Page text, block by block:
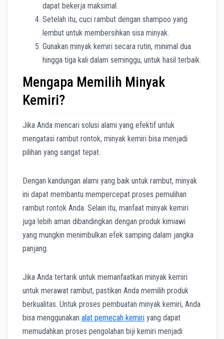
dapat bekerja maksimal.
Setelah itu, cuci rambut dengan shampoo yang
lembut untuk membersihkan sisa minyak.
Gunakan minyak kemiri secara rutin, minimal dua
hingga tiga kali dalam seminggu, untuk hasil terbaik.
Mengapa Memilih Minyak
Kemiri?
Jika Anda mencari solusi alami yang efektif untuk
mengatasi rambut rontok, minyak kemiri bisa menjadi
pilihan yang sangat tepat.
Dengan kandungan alami yang baik untuk rambut, minyak
ini dapat membantu mempercepat proses pemulihan
rambut rontok Anda. Selain itu, manfaat minyak kemiri
juga lebih aman dibandingkan dengan produk kimiawi
yang mungkin menimbulkan efek samping dalam jangka
panjang.
Jika Anda tertarik untuk memanfaatkan minyak kemiri
untuk merawat rambut, pastikan Anda memilih produk
berkualitas. Untuk proses pembuatan minyak kemiri, Anda
bisa menggunakan alat pemecah kemiri yang dapat
memudahkan proses pengolahan biji kemiri menjadi